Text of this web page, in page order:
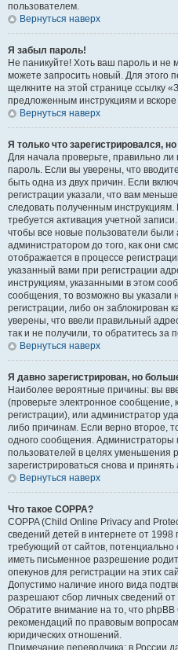
пользователем.
Вернуться наверх
Я забыл пароль!
Не паникуйте! Хоть ваш пароль и не
можете запросить новый. Для этого
щелкните на этой странице ссылку
предложенным инструкциям и
Вернуться наверх
Я только что зарегистрировался,
Для начала проверьте, правильно
пароль. Если вы уверены, что
быть одна из двух причин. Если
регистрации указали, что вам
следовать полученным инструкциям.
требуется активация учетной
чтобы все новые пользователи
администратором до того, как они
отображается в процессе
указанный вами при регистрации
инструкциям, указанными в этом
сообщения, то возможно вы указали
регистрации, либо он заблокирован
уверены, что ввели правильный
так и не получили, то обратитесь
Вернуться наверх
Я давно зарегистрирован, но
Наиболее вероятные причины: вы
(проверьте электронное сообщение,
регистрации), или администратор
либо причинам. Если верно второе,
одного сообщения. Администраторы
пользователей в целях уменьшения
зарегистрироваться снова и принять
Вернуться наверх
Что такое COPPA?
COPPA (Child Online Privacy and
сведений детей в интернете от
требующий от сайтов,
иметь письменное разрешение
опекунов для регистрации на этих
Допустимо наличие иного вида
разрешают сбор личных сведений
Обратите внимание на то, что
рекомендаций по правовым
юридических отношений.
Примечание переводчика: в России